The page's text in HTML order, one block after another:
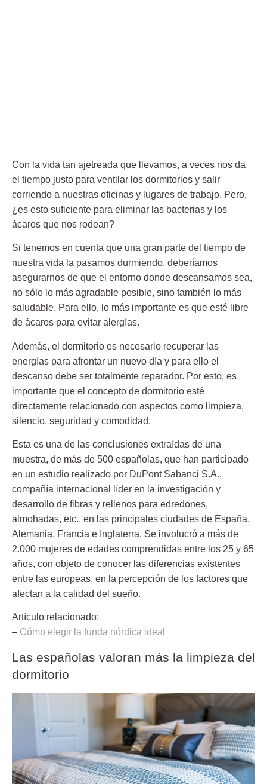
Con la vida tan ajetreada que llevamos, a veces nos da
el tiempo justo para ventilar los dormitorios y salir
corriendo a nuestras oficinas y lugares de trabajo. Pero,
¿es esto suficiente para eliminar las bacterias y los
ácaros que nos rodean?
Si tenemos en cuenta que una gran parte del tiempo de
nuestra vida la pasamos durmiendo, deberíamos
asegurarnos de que el entorno donde descansamos sea,
no sólo lo más agradable posible, sino también lo más
saludable. Para ello, lo más importante es que esté libre
de ácaros para evitar alergías.
Además, el dormitorio es necesario recuperar las
energías para afrontar un nuevo día y para ello el
descanso debe ser totalmente reparador. Por esto, es
importante que el concepto de dormitorio esté
directamente relacionado con aspectos como limpieza,
silencio, seguridad y comodidad.
Esta es una de las conclusiones extraídas de una
muestra, de más de 500 españolas, que han participado
en un estudio realizado por DuPont Sabanci S.A.,
compañía internacional líder en la investigación y
desarrollo de fibras y rellenos para edredones,
almohadas, etc., en las principales ciudades de España,
Alemania, Francia e Inglaterra. Se involucró a más de
2.000 mujeres de edades comprendidas entre los 25 y 65
años, con objeto de conocer las diferencias existentes
entre las europeas, en la percepción de los factores que
afectan a la calidad del sueño.
Artículo relacionado:
– Cómo elegir la funda nórdica ideal
Las españolas valoran más la limpieza del
dormitorio